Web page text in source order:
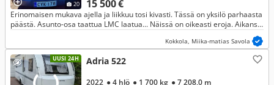
20 15 500 €
Erinomaisen mukava ajella ja liikkuu tosi kivasti. Tässä on yksilö parhaasta
päästä. Asunto-osa taattua LMC laatua... Näissä on oikeasti eroja. Aikansa
Kokkola, Miika-matias Savola
UUSI 24H Adria 522
2022 ● 4 hlö ● 1 700 kg ● 7 208,0 m